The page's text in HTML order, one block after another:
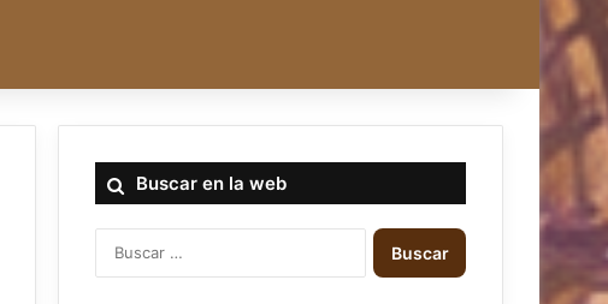
Buscar en la web
B
u